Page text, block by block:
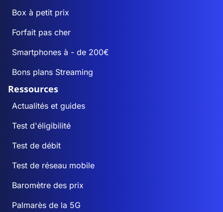
Box à petit prix
Forfait pas cher
Smartphones à - de 200€
Bons plans Streaming
Ressources
Actualités et guides
Test d'éligibilité
Test de débit
Test de réseau mobile
Baromètre des prix
Palmarès de la 5G